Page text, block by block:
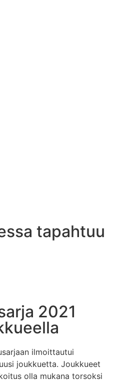
tapahtuu
2021
ilmoittautui
joukkuetta. Joukkueet
olla mukana torsoksi